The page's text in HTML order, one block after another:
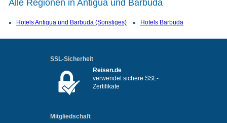
Alle Regionen in Antigua und Barbuda
Hotels Antigua und Barbuda (Sonstiges) Hotels Barbuda
SSL-Sicherheit
Reisen.de
verwendet sichere SSL-
Zertifikate
Mitgliedschaft